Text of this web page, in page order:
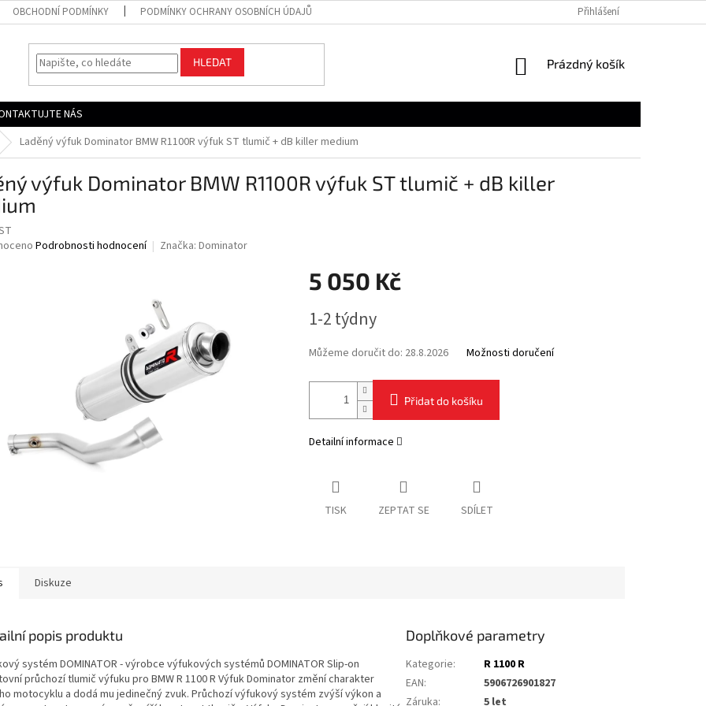
OBCHODNÍ PODMÍNKY PODMÍNKY OCHRANY OSOBNÍCH ÚDAJŮ Přihlášení
HLEDAT
NÁKUPNÍ
Prázdný košík
NÁS
Laděný výfuk Dominator BMW R1100R výfuk ST tlumič + dB killer medium
výfuk Dominator BMW R1100R výfuk ST tlumič + dB killer
Podrobnosti hodnocení Značka: Dominator
5 050 Kč
cena:
1-2 týdny
Můžeme doručit do: 28.8.2026 Možnosti doručení
Přidat do košíku
Detailní informace
TISK ZEPTAT SE SDÍLET
Diskuze
popis produktu
systém DOMINATOR - výrobce výfukových systémů DOMINATOR Slip-on
průchozí tlumič výfuku pro BMW R 1100 R Výfuk Dominator změní charakter
motocyklu a dodá mu jedinečný zvuk. Průchozí výfukový systém zvýší výkon a
Doplňkové parametry
Kategorie:
R 1100 R
EAN:
5906726901827
Záruka:
5 let